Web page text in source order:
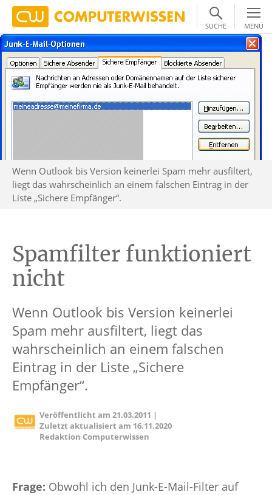
SUCHE MENÜ
Wenn Outlook bis Version keinerlei Spam mehr ausfiltert,
liegt das wahrscheinlich an einem falschen Eintrag in der
Liste „Sichere Empfänger“.
Spamfilter funktioniert
nicht
Wenn Outlook bis Version keinerlei
Spam mehr ausfiltert, liegt das
wahrscheinlich an einem falschen
Eintrag in der Liste „Sichere
Empfänger“.
Veröffentlicht am21.03.2011 |
Zuletzt aktualisiert am 16.11.2020
Redaktion Computerwissen
Frage: Obwohl ich den Junk-E-Mail-Filter auf